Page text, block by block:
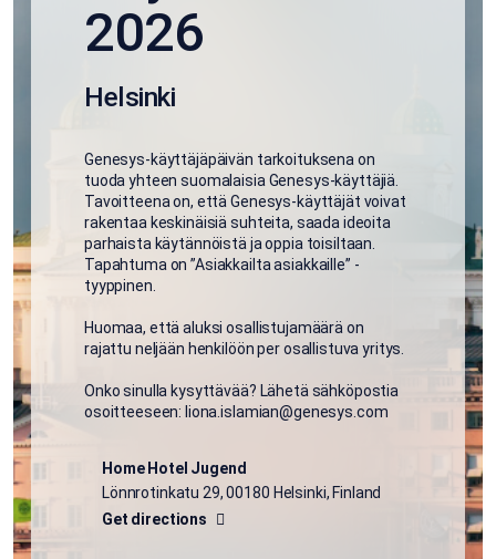
2026
Helsinki
Genesys-käyttäjäpäivän tarkoituksena on
tuoda yhteen suomalaisia Genesys-käyttäjiä.
Tavoitteena on, että Genesys-käyttäjät voivat
rakentaa keskinäisiä suhteita, saada ideoita
parhaista käytännöistä ja oppia toisiltaan.
Tapahtuma on ”Asiakkailta asiakkaille” -
tyyppinen.
Huomaa, että aluksi osallistujamäärä on
rajattu neljään henkilöön per osallistuva yritys.
Onko sinulla kysyttävää? Lähetä sähköpostia
osoitteeseen: liona.islamian@genesys.com
Home Hotel Jugend
Lönnrotinkatu 29, 00180 Helsinki, Finland
Get directions